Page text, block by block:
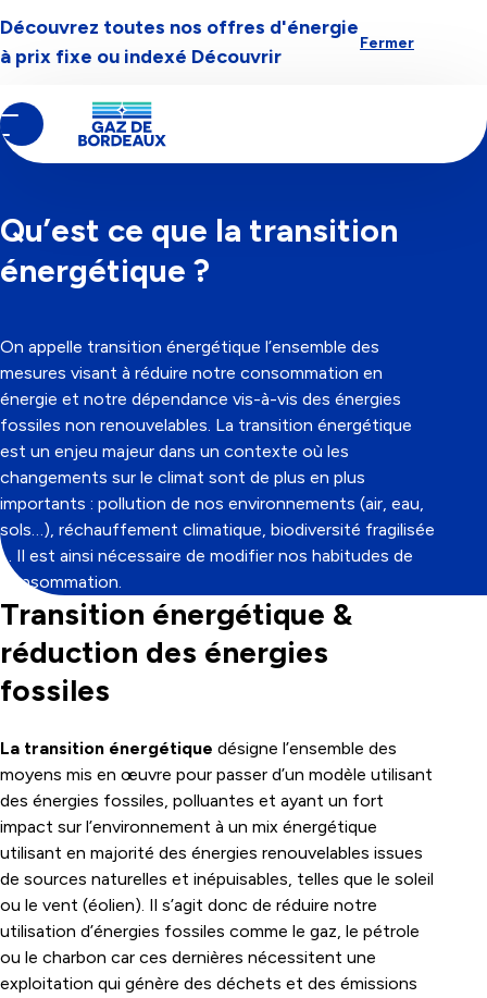
Aller à la navigation Aller au contenuAller au pied-de-page
Découvrez toutes nos offres d'énergie
à prix fixe ou indexé Découvrir
Fermer
Contenu
principal
d'Ariane
Tout savoir sur l'énergie
CATÉGORIE
ENVIRONNEMENT
Qu’est ce que la transition
énergétique ?
On appelle transition énergétique l’ensemble des
mesures visant à réduire notre consommation en
énergie et notre dépendance vis-à-vis des énergies
fossiles non renouvelables. La transition énergétique
est un enjeu majeur dans un contexte où les
changements sur le climat sont de plus en plus
importants : pollution de nos environnements (air, eau,
sols…), réchauffement climatique, biodiversité fragilisée
… Il est ainsi nécessaire de modifier nos habitudes de
consommation.
Transition énergétique &
réduction des énergies
fossiles
La transition énergétique désigne l’ensemble des
moyens mis en œuvre pour passer d’un modèle utilisant
des énergies fossiles, polluantes et ayant un fort
impact sur l’environnement à un mix énergétique
utilisant en majorité des énergies renouvelables issues
de sources naturelles et inépuisables, telles que le soleil
ou le vent (éolien). Il s’agit donc de réduire notre
utilisation d’énergies fossiles comme le gaz, le pétrole
ou le charbon car ces dernières nécessitent une
exploitation qui génère des déchets et des émissions